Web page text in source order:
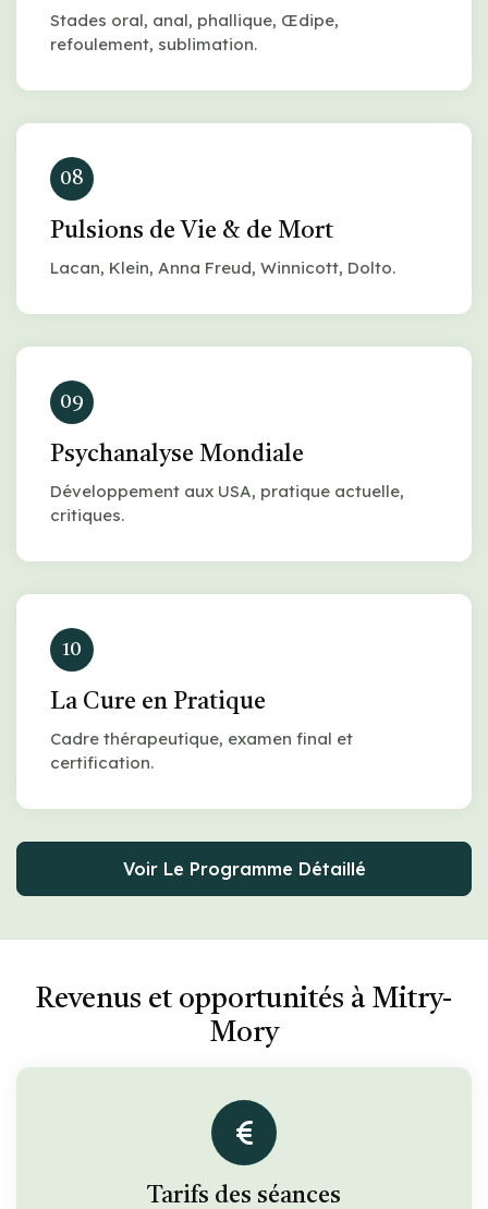
Stades oral, anal, phallique, Œdipe,
refoulement, sublimation.
08
Pulsions de Vie & de Mort
Lacan, Klein, Anna Freud, Winnicott, Dolto.
09
Psychanalyse Mondiale
Développement aux USA, pratique actuelle,
critiques.
10
La Cure en Pratique
Cadre thérapeutique, examen final et
certification.
Voir Le Programme Détaillé
Revenus et opportunités à Mitry-
Mory
Tarifs des séances